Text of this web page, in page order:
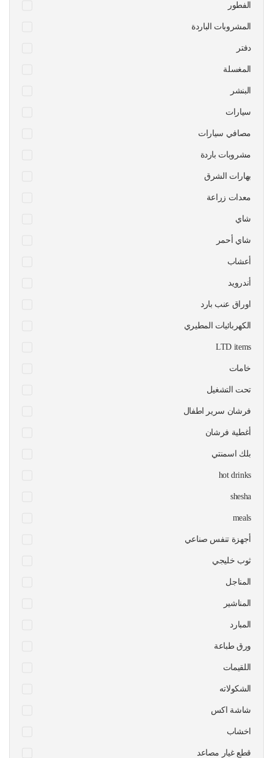
الفطور
المشروبات الباردة
دفتر
المغسلة
البنشر
سيارات
مصافي سيارات
مشروبات باردة
بهارات الشرق
معدات زراعة
شاي
شاي أحمر
أعشاب
أندرويد
اوراق عنب بارد
الكهربائيات المطيري
LTD items
خامات
تحت التشغيل
فرشان سرير اطفال
أغطية فرشان
بلك اسمنتي
hot drinks
shesha
meals
أجهزة تنفس صناعي
ثوب خليجي
المناجل
المناشير
المبارد
ورق طباعة
اللقيمات
الشكولاته
شاشة اكس
اخشاب
قطع غيار مصاعد